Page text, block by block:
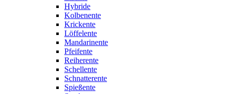
Hybride
Kolbenente
Krickente
Löffelente
Mandarinente
Pfeifente
Reiherente
Schellente
Schnatterente
Spießente